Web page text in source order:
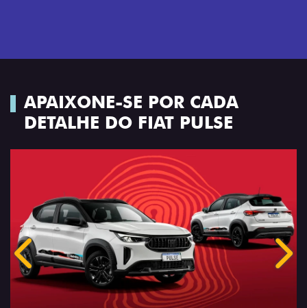
APAIXONE-SE POR CADA
DETALHE DO FIAT PULSE
Anterior